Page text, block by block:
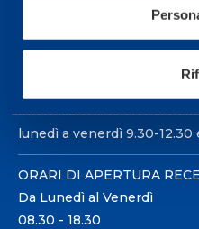
Sport Service Mapei S.r.l. -
21057 Olgiate Olona
informazioni: telefonare
lunedì a venerdì 9.30-12.30
ORARI DI APERTURA
Da Lunedì al Venerdì
08.30 - 18.30